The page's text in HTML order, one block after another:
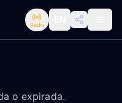
Radio
o expirada.